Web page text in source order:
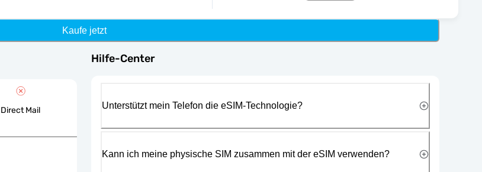
Kaufe jetzt
Direct Mail
Hilfe-Center
Unterstützt mein Telefon die eSIM-Technologie?
Kann ich meine physische SIM zusammen mit der eSIM verwenden?